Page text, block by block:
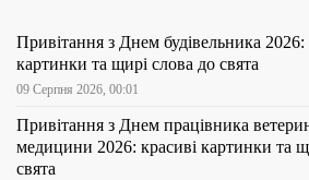
Привітання з Днем будівельника 2026:
картинки та щирі слова до свята
09 Серпня 2026, 00:01
Привітання з Днем працівника
медицини 2026: красиві картинки та
свята